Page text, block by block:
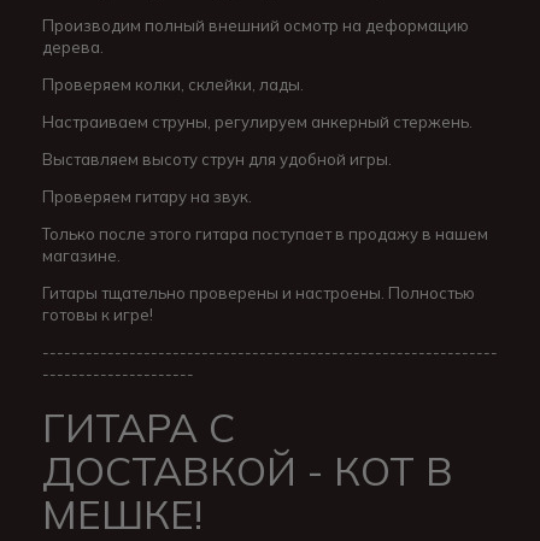
Производим полный внешний осмотр на деформацию
дерева.
Проверяем колки, склейки, лады.
Настраиваем струны, регулируем анкерный стержень.
Выставляем высоту струн для удобной игры.
Проверяем гитару на звук.
Только после этого гитара поступает в продажу в нашем
магазине.
Гитары тщательно проверены и настроены. Полностью
готовы к игре!
---------------------------------------------------------------
---------------------
ГИТАРА С
ДОСТАВКОЙ - КОТ В
МЕШКЕ!